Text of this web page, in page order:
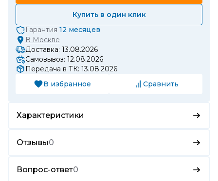
Купить в один клик
Гарантия 12 месяцев
В Москве
Доставка: 13.08.2026
Самовывоз: 12.08.2026
Передача в ТК: 13.08.2026
В избранное
Сравнить
Характеристики
Отзывы0
Вопрос-ответ0